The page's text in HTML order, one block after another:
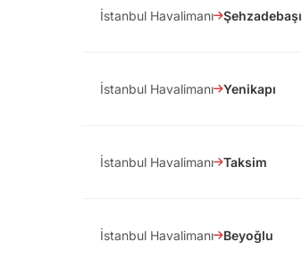
İstanbul Havalimanı Şehzadebaşı
İstanbul Havalimanı Yenikapı
İstanbul Havalimanı Taksim
İstanbul Havalimanı Beyoğlu